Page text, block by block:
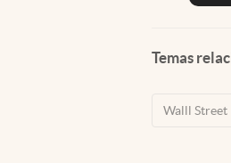
Temas
Walll Street